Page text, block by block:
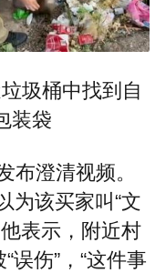
圾桶中找到自
装袋
布澄清视频。
为该买家叫“文
表示，附近村
误伤”，“这件事